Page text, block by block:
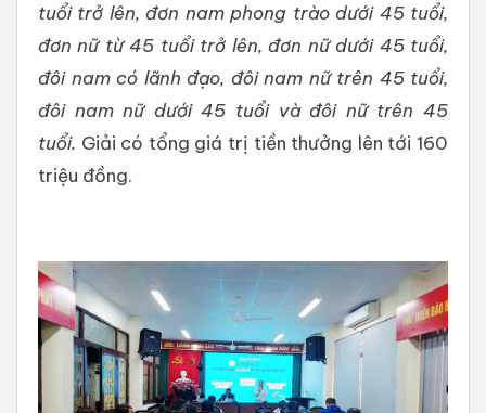
tuổi trở lên, đơn nam phong trào dưới 45 tuổi,
đơn nữ từ 45 tuổi trở lên, đơn nữ dưới 45 tuổi,
đôi nam có lãnh đạo, đôi nam nữ trên 45 tuổi,
đôi nam nữ dưới 45 tuổi và đôi nữ trên 45
tuổi. Giải có tổng giá trị tiền thưởng lên tới 160
triệu đồng.